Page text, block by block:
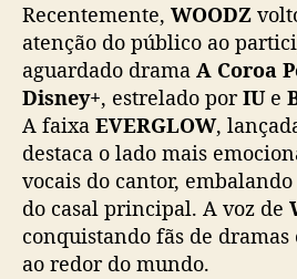
Recentemente, WOODZ
atenção do público ao
aguardado drama A Coroa
Disney+, estrelado porIUe
A faixa EVERGLOW,
destaca o lado mais
vocais do cantor,
do casal principal. A voz de
conquistando fãs de
ao redor do mundo.